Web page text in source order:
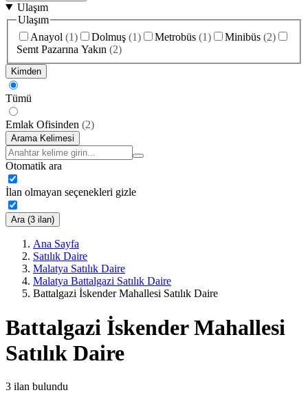
Ulaşım
Ulaşım
Anayol (1) Dolmuş (1) Metrobüs (1) Minibüs (2)
Semt Pazarına Yakın (2)
Kimden
Tümü
Emlak Ofisinden (2)
Arama Kelimesi
Otomatik ara
İlan olmayan seçenekleri gizle
Ara (3 ilan)
Ana Sayfa
Satılık Daire
Malatya Satılık Daire
Malatya Battalgazi Satılık Daire
Battalgazi İskender Mahallesi Satılık Daire
Battalgazi İskender Mahallesi
Satılık Daire
3 ilan bulundu